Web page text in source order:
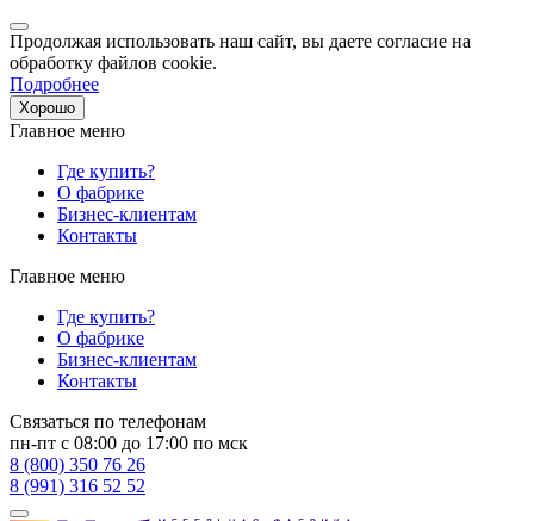
Продолжая использовать наш сайт, вы даете согласие на
обработку файлов cookie.
Подробнее
Хорошо
Главное меню
Где купить?
О фабрике
Бизнес-клиентам
Контакты
Главное меню
Где купить?
О фабрике
Бизнес-клиентам
Контакты
Связаться по телефонам
пн-пт с 08:00 до 17:00 по мск
8 (800) 350 76 26
8 (991) 316 52 52